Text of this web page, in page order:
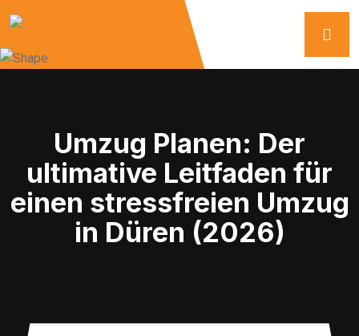
Umzug Planen: Der
ultimative Leitfaden für
einen stressfreien Umzug
in Düren (2026)